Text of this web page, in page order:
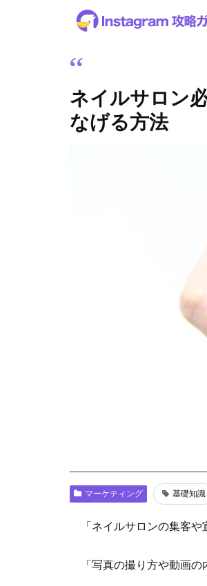
ネイルサロン
なげる方法
マーケティング 基礎知識
「ネイルサロンの集客
「写真の撮り方や動画